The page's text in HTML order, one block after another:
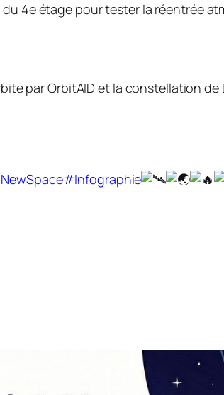
4e étage pour tester la réentrée
par OrbitAID et la constellation de
#Infographie